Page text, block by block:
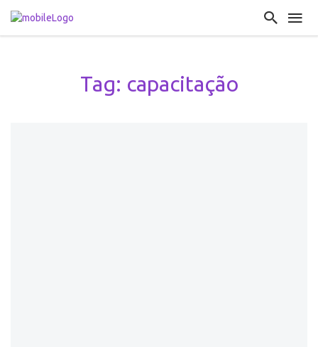
Tag: capacitação